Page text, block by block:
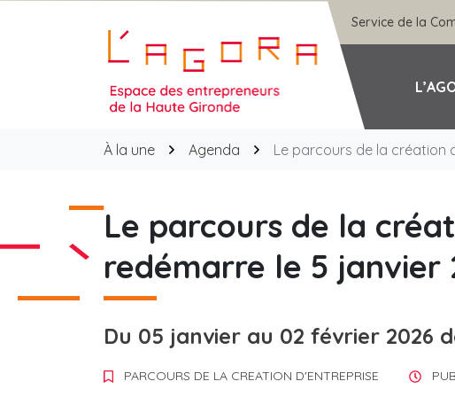
Service de la
Agora
À la une Agenda Le parcours de la création
Le parcours de la
redémarre le 5 janvier
Du 05 janvier au 02 février 2026
PARCOURS DE LA CREATION D'ENTREPRISE